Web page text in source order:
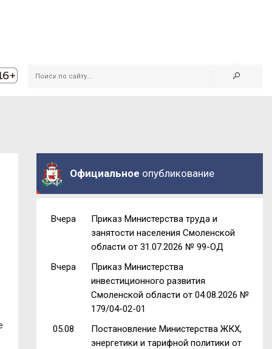
Официальное опубликование
Вчера
Приказ Министерства труда и
занятости населения Смоленской
области от 31.07.2026 № 99-ОД
Вчера
Приказ Министерства
инвестиционного развития
Смоленской области от 04.08.2026 №
179/04-02-01
05.08
Постановление Министерства ЖКХ,
энергетики и тарифной политики от